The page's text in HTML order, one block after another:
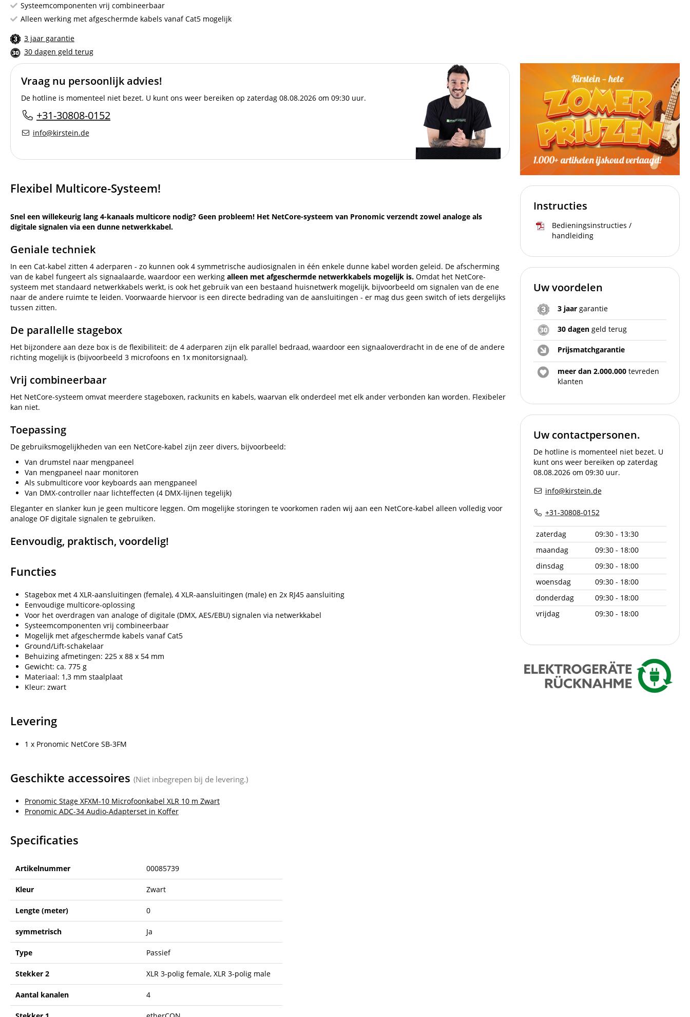
Systeemcomponenten vrij combineerbaar
Alleen werking met afgeschermde kabels vanaf Cat5 mogelijk
3 jaar garantie
30 dagen geld terug
Vraag nu persoonlijk advies!
De hotline is momenteel niet bezet. U kunt ons weer bereiken op zaterdag 08.08.2026 om 09:30 uur.
+31-30808-0152
info@kirstein.de
Flexibel Multicore-Systeem!
Snel een willekeurig lang 4-kanaals multicore nodig? Geen probleem! Het NetCore-systeem van Pronomic verzendt zowel analoge als
digitale signalen via een dunne netwerkkabel.
Geniale techniek
In een Cat-kabel zitten 4 aderparen - zo kunnen ook 4 symmetrische audiosignalen in één enkele dunne kabel worden geleid. De afscherming
van de kabel fungeert als signaalaarde, waardoor een werking alleen met afgeschermde netwerkkabels mogelijk is. Omdat het NetCore-
systeem met standaard netwerkkabels werkt, is ook het gebruik van een bestaand huisnetwerk mogelijk, bijvoorbeeld om signalen van de ene
naar de andere ruimte te leiden. Voorwaarde hiervoor is een directe bedrading van de aansluitingen - er mag dus geen switch of iets dergelijks
tussen zitten.
De parallelle stagebox
Het bijzondere aan deze box is de flexibiliteit: de 4 aderparen zijn elk parallel bedraad, waardoor een signaaloverdracht in de ene of de andere
richting mogelijk is (bijvoorbeeld 3 microfoons en 1x monitorsignaal).
Vrij combineerbaar
Het NetCore-systeem omvat meerdere stageboxen, rackunits en kabels, waarvan elk onderdeel met elk ander verbonden kan worden. Flexibeler
kan niet.
Toepassing
De gebruiksmogelijkheden van een NetCore-kabel zijn zeer divers, bijvoorbeeld:
Van drumstel naar mengpaneel
Van mengpaneel naar monitoren
Als submulticore voor keyboards aan mengpaneel
Van DMX-controller naar lichteffecten (4 DMX-lijnen tegelijk)
Eleganter en slanker kun je geen multicore leggen. Om mogelijke storingen te voorkomen raden wij aan een NetCore-kabel alleen volledig voor
analoge OF digitale signalen te gebruiken.
Eenvoudig, praktisch, voordelig!
Functies
Stagebox met 4 XLR-aansluitingen (female), 4 XLR-aansluitingen (male) en 2x RJ45 aansluiting
Eenvoudige multicore-oplossing
Voor het overdragen van analoge of digitale (DMX, AES/EBU) signalen via netwerkkabel
Systeemcomponenten vrij combineerbaar
Mogelijk met afgeschermde kabels vanaf Cat5
Ground/Lift-schakelaar
Behuizing afmetingen: 225 x 88 x 54 mm
Gewicht: ca. 775 g
Materiaal: 1,3 mm staalplaat
Kleur: zwart
Levering
1 x Pronomic NetCore SB-3FM
Geschikte accessoires (Niet inbegrepen bij de levering.)
Pronomic Stage XFXM-10 Microfoonkabel XLR 10 m Zwart
Pronomic ADC-34 Audio-Adapterset in Koffer
Specificaties
Artikelnummer 00085739
Kleur Zwart
Lengte (meter) 0
symmetrisch Ja
Type Passief
Stekker 2 XLR 3-polig female, XLR 3-polig male
Aantal kanalen 4
Instructies
Bedieningsinstructies /
handleiding
Uw voordelen
3 jaar garantie
30 dagen geld terug
Prijsmatchgarantie
meer dan 2.000.000 tevreden
klanten
Uw contactpersonen.
De hotline is momenteel niet bezet. U
kunt ons weer bereiken op zaterdag
08.08.2026 om 09:30 uur.
info@kirstein.de
+31-30808-0152
zaterdag
09:30 - 13:30
maandag
09:30 - 18:00
dinsdag
09:30 - 18:00
woensdag
09:30 - 18:00
donderdag
09:30 - 18:00
vrijdag
09:30 - 18:00